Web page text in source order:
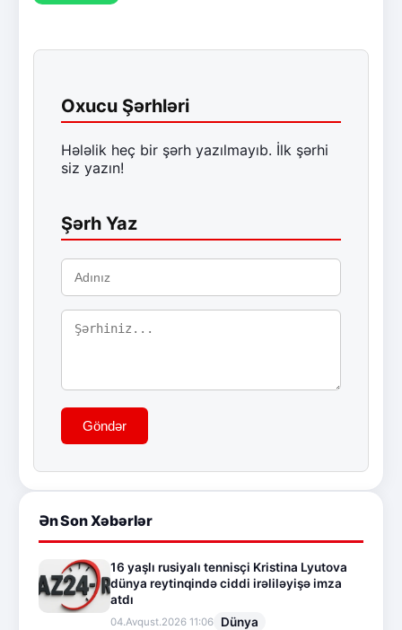
Oxucu Şərhləri
Hələlik heç bir şərh yazılmayıb. İlk şərhi
siz yazın!
Şərh Yaz
Göndər
Ən Son Xəbərlər
16 yaşlı rusiyalı tennisçi Kristina Lyutova
dünya reytinqində ciddi irəliləyişə imza
atdı
04.Avqust.2026 11:06 Dünya